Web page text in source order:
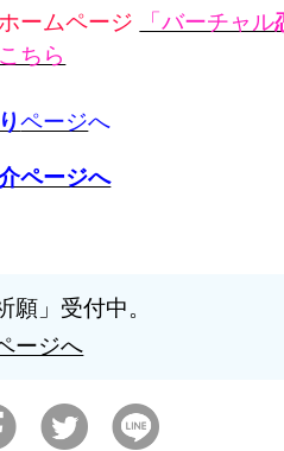
ームページ 「バーチャル
ちら
ページへ
ページへ
願」受付中。
ージへ